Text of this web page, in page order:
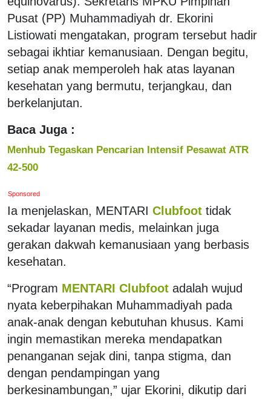
Pusat (PP) Muhammadiyah dr. Ekorini
Listiowati mengatakan, program tersebut hadir
sebagai ikhtiar kemanusiaan. Dengan begitu,
setiap anak memperoleh hak atas layanan
kesehatan yang bermutu, terjangkau, dan
berkelanjutan.
Baca Juga :
Menhub Tegaskan Pencarian Intensif Pesawat ATR
42-500
Sponsored
Ia menjelaskan, MENTARI Clubfoot tidak
sekadar layanan medis, melainkan juga
gerakan dakwah kemanusiaan yang berbasis
kesehatan.
“Program MENTARI Clubfoot adalah wujud
nyata keberpihakan Muhammadiyah pada
anak-anak dengan kebutuhan khusus. Kami
ingin memastikan mereka mendapatkan
penanganan sejak dini, tanpa stigma, dan
dengan pendampingan yang
berkesinambungan,” ujar Ekorini, dikutip dari